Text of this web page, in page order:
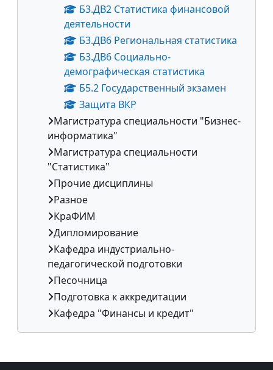
Б3.ДВ2 Статистика финансовой
деятельности
Б3.ДВ6 Региональная статистика
Б3.ДВ6 Социально-
демографическая статистика
Б5.2 Государственный экзамен
Защита ВКР
Магистратура специальности "Бизнес-
информатика"
Магистратура специальности
"Статистика"
Прочие дисциплины
Разное
КраФИМ
Дипломирование
Кафедра индустриально-
педагогической подготовки
Песочница
Подготовка к аккредитации
Кафедра "Финансы и кредит"
Дополнительные блоки